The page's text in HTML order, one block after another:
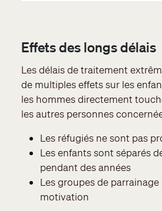
Effets des longs délais
Les délais de traitement
de multiples effets sur les
les hommes directement
les autres personnes
Les réfugiés ne sont pas
Les enfants sont séparés
pendant des années
Les groupes de
motivation